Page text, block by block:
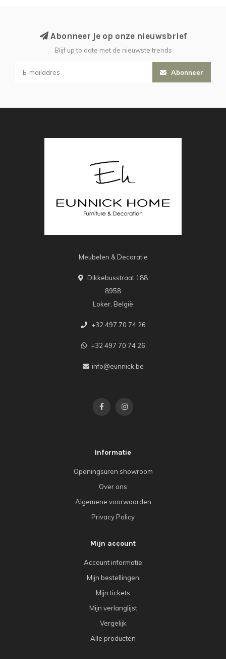
Abonneer je op onze nieuwsbrief
Blijf up to date met de nieuwste trends
Abonneer
Meubelen & Decoratie
Dikkebusstraat 188
8958
Loker, België
+32 497 70 74 26
+32 497 70 74 26
info@eunnick.be
Informatie
Openingsuren showroom
Over ons
Algemene voorwaarden
Privacy Policy
Mijn account
Account informatie
Mijn bestellingen
Mijn tickets
Mijn verlanglijst
Vergelijk
Alle producten